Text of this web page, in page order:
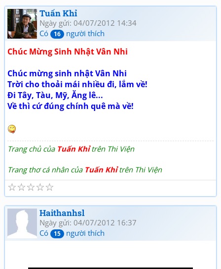
Tuấn Khỉ
Ngày gửi: 04/07/2012 14:34
Có
16 người thích
Chúc Mừng Sinh Nhật Vân Nhi
Chúc mừng sinh nhật Vân Nhi
Trời cho thoải mái nhiều đi, lắm về!
Đi Tây, Tàu, Mỹ, Ăng lê...
Về thì cứ đúng chính quê mà về!
Trang chủ của Tuấn Khỉtrên Thi Viện
Trang thơ cá nhân của Tuấn Khỉtrên Thi Viện
☆
☆
☆
☆
☆
Haithanhsl
Ngày gửi: 04/07/2012 16:37
Có
15 người thích